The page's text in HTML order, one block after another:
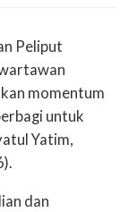
Peliput
momentum
untuk
Yatim,
dan